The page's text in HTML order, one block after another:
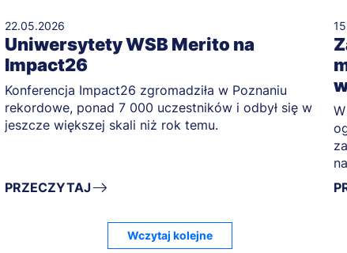
22.05.2026
Uniwersytety WSB Merito na
Impact26
Konferencja Impact26 zgromadziła w Poznaniu
rekordowe, ponad 7 000 uczestników i odbył się w
jeszcze większej skali niż rok temu.
PRZECZYTAJ
Wczytaj kolejne